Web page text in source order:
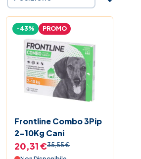
Frontline Combo 3Pip
2-10Kg Cani
-43% PROMO
20,31 €35,55 €